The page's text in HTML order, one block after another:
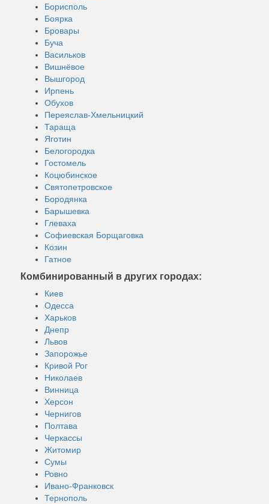
Борисполь
Боярка
Бровары
Буча
Васильков
Вишнёвое
Вышгород
Ирпень
Обухов
Переяслав-Хмельницкий
Тараща
Яготин
Белогородка
Гостомель
Коцюбинское
Святопетровское
Бородянка
Барышевка
Глеваха
Софиевская Борщаговка
Козин
Гатное
Комбинированный в других городах:
Киев
Одесса
Харьков
Днепр
Львов
Запорожье
Кривой Рог
Николаев
Винница
Херсон
Чернигов
Полтава
Черкассы
Житомир
Сумы
Ровно
Ивано-Франковск
Тернополь